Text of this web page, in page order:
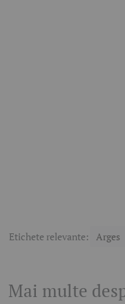
Etichete relevante: Arges
Mai multe